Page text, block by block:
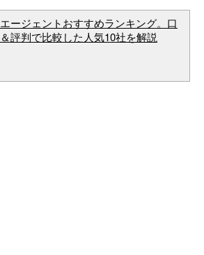
ージェントおすすめランキング。口
評判で比較した人気10社を解説